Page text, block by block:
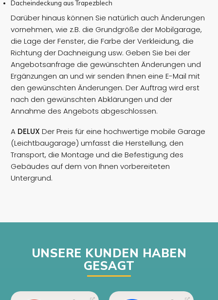
Dacheindeckung aus Trapezblech
Darüber hinaus können Sie natürlich auch Änderungen
vornehmen, wie z.B. die Grundgröße der Mobilgarage,
die Lage der Fenster, die Farbe der Verkleidung, die
Richtung der Dachneigung usw. Geben Sie bei der
Angebotsanfrage die gewünschten Änderungen und
Ergänzungen an und wir senden Ihnen eine E-Mail mit
den gewünschten Änderungen. Der Auftrag wird erst
nach den gewünschten Abklärungen und der
Annahme des Angebots abgeschlossen.
A DELUX Der Preis für eine hochwertige mobile Garage
(Leichtbaugarage) umfasst die Herstellung, den
Transport, die Montage und die Befestigung des
Gebäudes auf dem von Ihnen vorbereiteten
Untergrund.
UNSERE KUNDEN HABEN
GESAGT